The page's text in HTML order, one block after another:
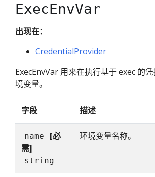
ExecEnvVar
出现在：
CredentialProvider
ExecEnvVar 用来在执行基于 exec 的
境变量。
字段 描述
name
[必
需]
string
环境变量名称。